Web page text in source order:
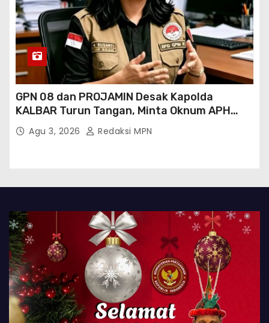
GPN 08 dan PROJAMIN Desak Kapolda
KALBAR Turun Tangan, Minta Oknum APH
Binaan SAWMILL Ilegal Sintang Ditindak
Agu 3, 2026 Redaksi MPN